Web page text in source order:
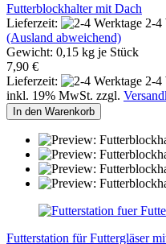
Futterblockhalter mit Dach
Lieferzeit:
2-4
(Ausland abweichend)
Gewicht: 0,15 kg je Stück
7,90 €
Lieferzeit:
2-4
inkl. 19% MwSt. zzgl.
In den Warenkorb
Futterstation für Futtergläser